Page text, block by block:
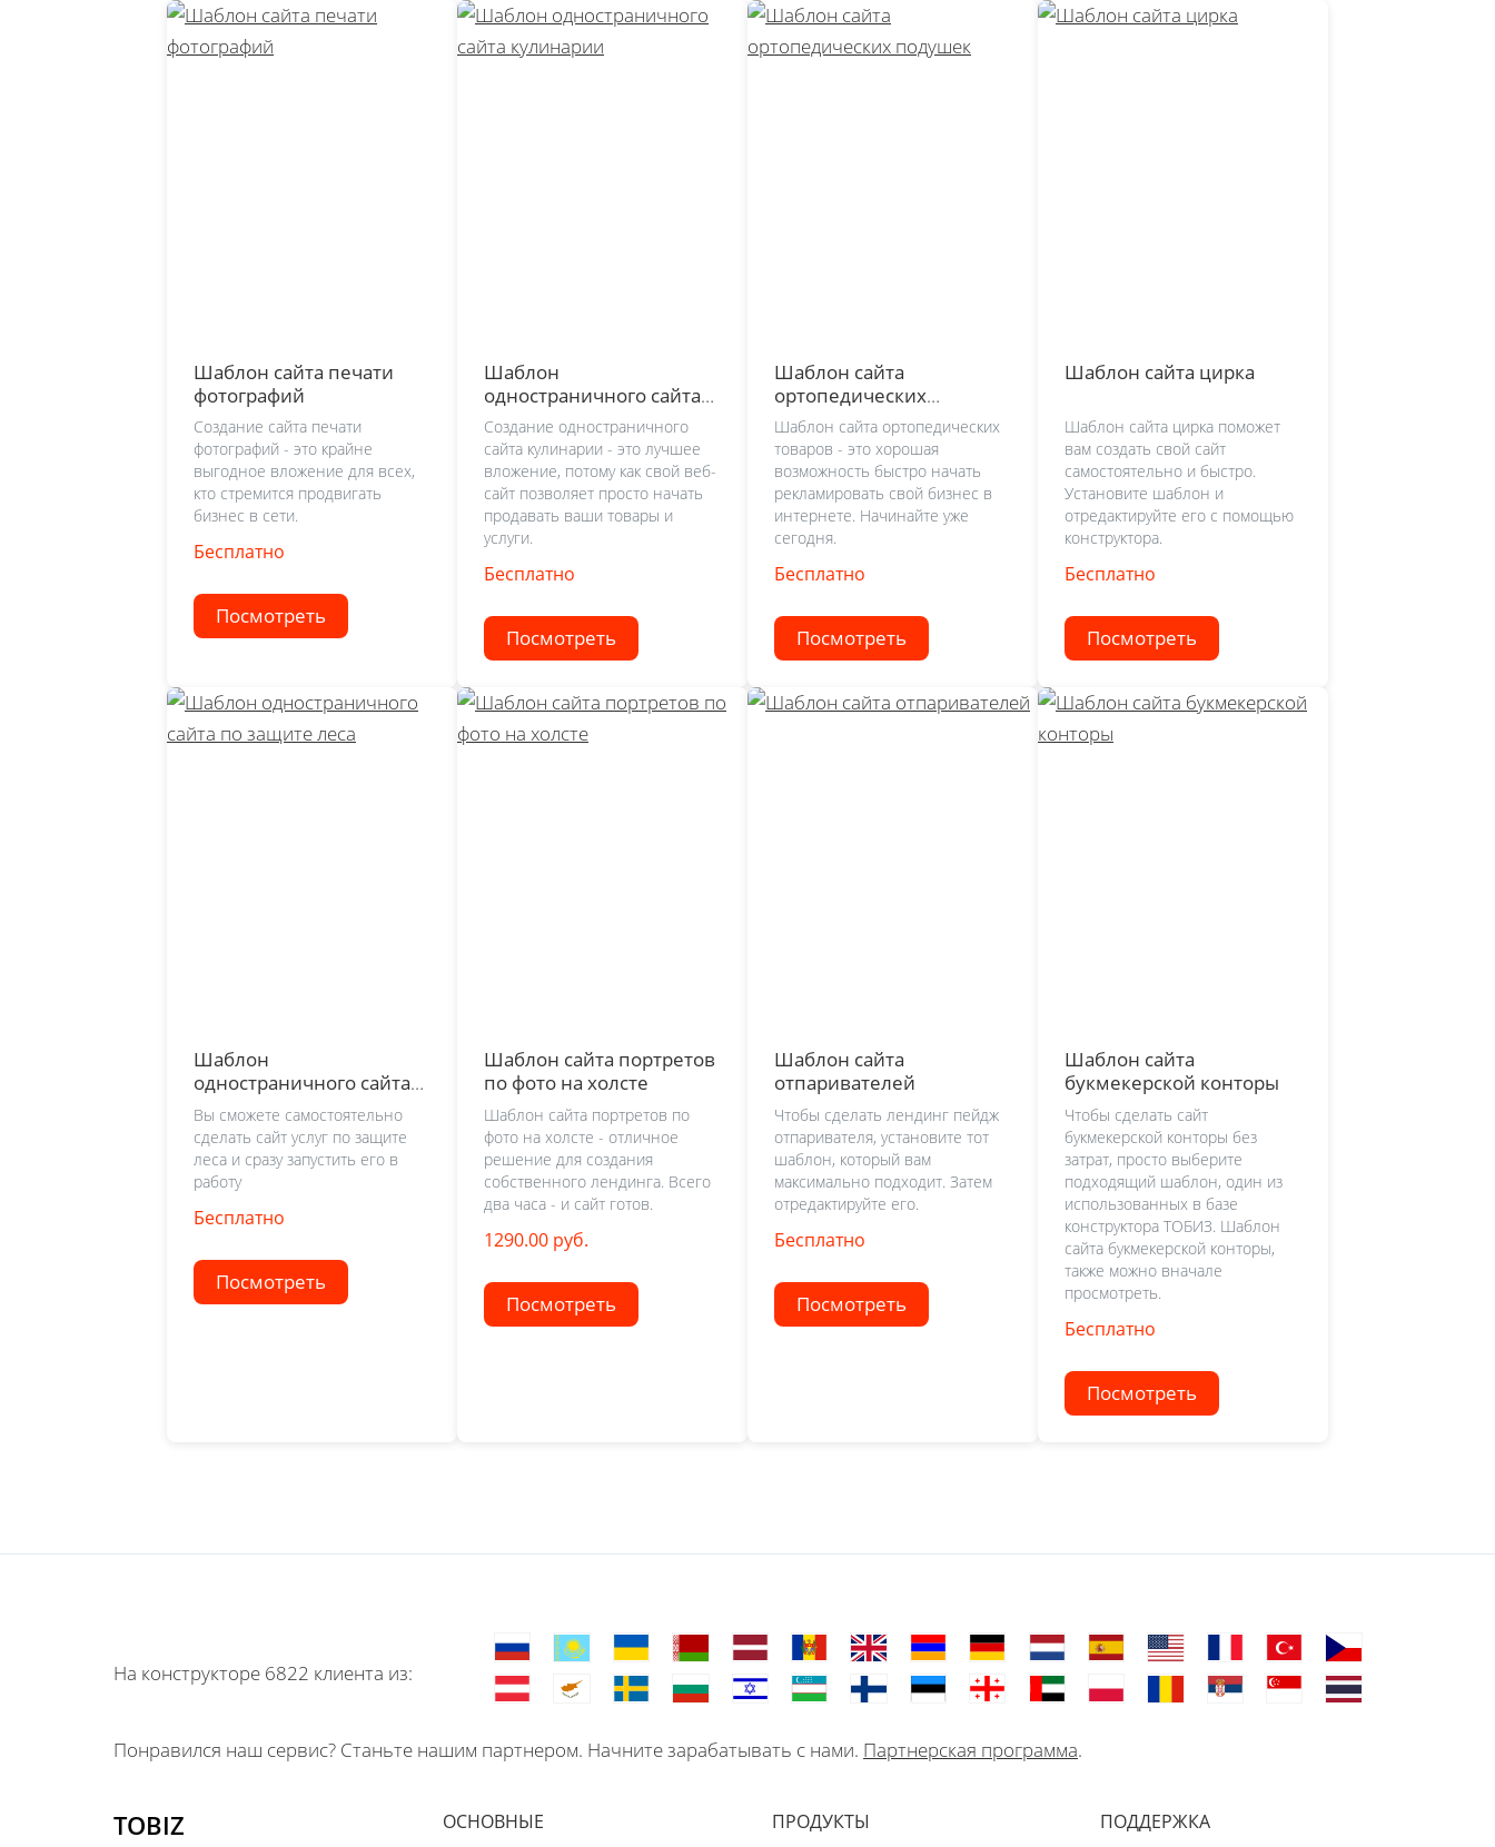
Шаблон сайта печати
фотографий
Создание сайта печати
фотографий - это крайне
выгодное вложение для всех,
кто стремится продвигать
бизнес в сети.
Бесплатно
Посмотреть
Шаблон
одностраничного сайта
кулинарии
Создание одностраничного
сайта кулинарии - это лучшее
вложение, потому как свой веб-
сайт позволяет просто начать
продавать ваши товары и
услуги.
Бесплатно
Посмотреть
Шаблон сайта
ортопедических
подушек
Шаблон сайта ортопедических
товаров - это хорошая
возможность быстро начать
рекламировать свой бизнес в
интернете. Начинайте уже
сегодня.
Бесплатно
Посмотреть
Шаблон сайта цирка
Шаблон сайта цирка поможет
вам создать свой сайт
самостоятельно и быстро.
Установите шаблон и
отредактируйте его с помощью
конструктора.
Бесплатно
Посмотреть
Шаблон
одностраничного сайта
по защите леса
Вы сможете самостоятельно
сделать сайт услуг по защите
леса и сразу запустить его в
работу
Бесплатно
Посмотреть
Шаблон сайта портретов
по фото на холсте
Шаблон сайта портретов по
фото на холсте - отличное
решение для создания
собственного лендинга. Всего
два часа - и сайт готов.
1290.00 руб.
Посмотреть
Шаблон сайта
отпаривателей
Чтобы сделать лендинг пейдж
отпаривателя, установите тот
шаблон, который вам
максимально подходит. Затем
отредактируйте его.
Бесплатно
Посмотреть
Шаблон сайта
букмекерской конторы
Чтобы сделать сайт
букмекерской конторы без
затрат, просто выберите
подходящий шаблон, один из
использованных в базе
конструктора ТОБИЗ. Шаблон
сайта букмекерской конторы,
также можно вначале
просмотреть.
Бесплатно
Посмотреть
На конструкторе 6822 клиента из:
Понравился наш сервис? Станьте нашим партнером. Начните зарабатывать с нами. Партнерская программа.
TOBIZ ОСНОВНЫЕ ПРОДУКТЫ ПОДДЕРЖКА